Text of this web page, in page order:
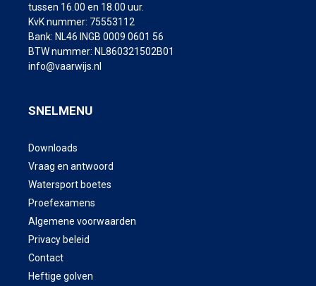
tussen 16.00 en 18.00 uur.
KvK nummer: 75553112
Bank: NL46 INGB 0009 0601 56
BTW nummer: NL860321502B01
info@vaarwijs.nl
SNELMENU
Downloads
Vraag en antwoord
Watersport boetes
Proefexamens
Algemene voorwaarden
Privacy beleid
Contact
Heftige golven